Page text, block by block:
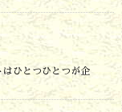
はひとつひとつが企